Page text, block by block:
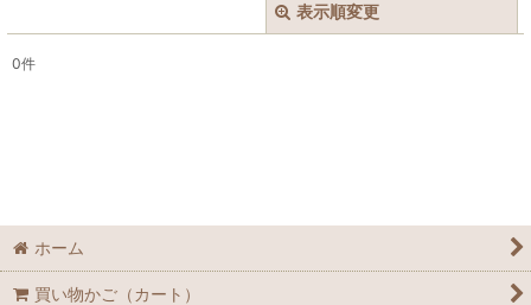
表示順変更
0件
ホーム
買い物かご（カート）